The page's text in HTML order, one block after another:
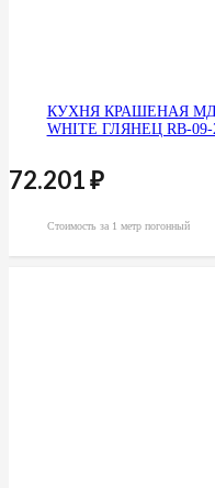
КУХНЯ КРАШЕНАЯ
WHITE ГЛЯНЕЦ RB-09-
72.201₽
Стоимость за 1 метр погонный